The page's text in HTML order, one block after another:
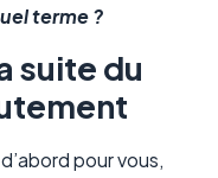
terme ?
suite du
pour vous,